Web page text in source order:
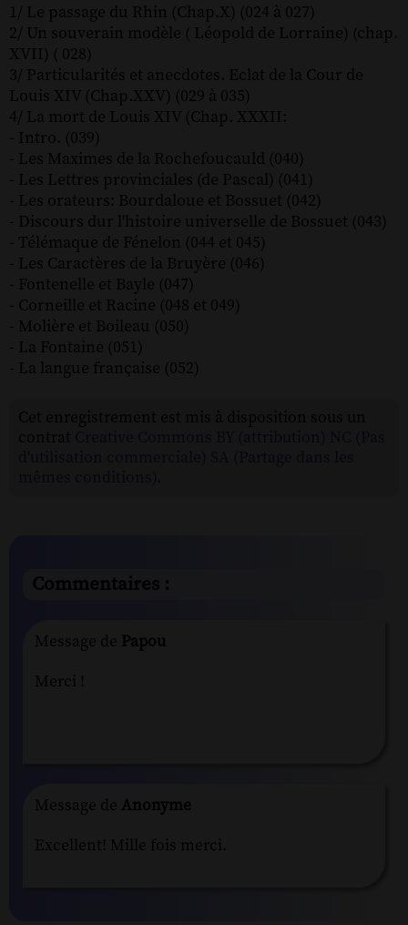
1/ Le passage du Rhin (Chap.X) (024 à 027)
2/ Un souverain modèle ( Léopold de Lorraine) (chap.
XVII) ( 028)
3/ Particularités et anecdotes. Eclat de la Cour de
Louis XIV (Chap.XXV) (029 à 035)
4/ La mort de Louis XIV (Chap. XXXII:
- Intro. (039)
- Les Maximes de la Rochefoucauld (040)
- Les Lettres provinciales (de Pascal) (041)
- Les orateurs: Bourdaloue et Bossuet (042)
- Discours dur l'histoire universelle de Bossuet (043)
- Télémaque de Fénelon (044 et 045)
- Les Caractères de la Bruyère (046)
- Fontenelle et Bayle (047)
- Corneille et Racine (048 et 049)
- Molière et Boileau (050)
- La Fontaine (051)
- La langue française (052)
Commentaires :
Message de Papou
Merci !
Message de Anonyme
Excellent! Mille fois merci.